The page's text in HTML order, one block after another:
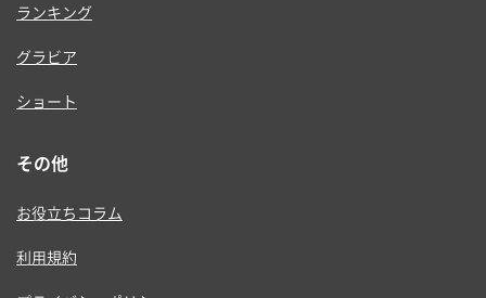
ランキング
グラビア
ショート
その他
お役立ちコラム
利用規約